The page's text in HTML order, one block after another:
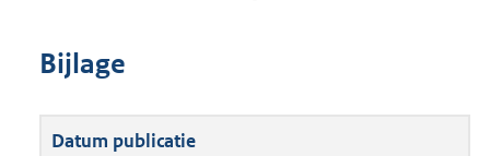
Bijlage